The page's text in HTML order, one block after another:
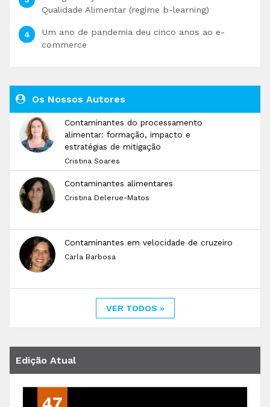
Qualidade Alimentar (regime b-learning)
Um ano de pandemia deu cinco anos ao e-
commerce
Os Nossos Autores
Contaminantes do processamento
alimentar: formação, impacto e
estratégias de mitigação
Cristina Soares
Contaminantes alimentares
Cristina Delerue-Matos
Contaminantes em velocidade de cruzeiro
Carla Barbosa
VER TODOS »
Edição Atual